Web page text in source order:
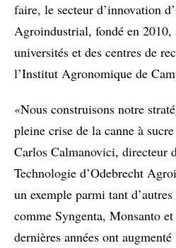
faire, le secteur d’innovation
Agroindustrial, fondé en 2010,
universités et des centres de
l’Institut Agronomique de
«Nous construisons notre
pleine crise de la canne à
Carlos Calmanovici, directeur
Technologie d’Odebrecht
un exemple parmi tant
comme Syngenta, Monsanto
dernières années ont